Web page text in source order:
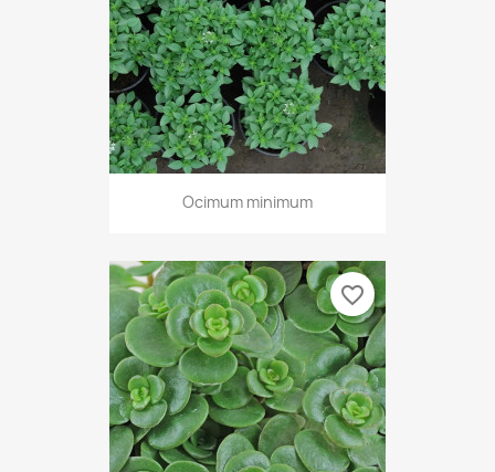
Ocimum minimum
favorite_border